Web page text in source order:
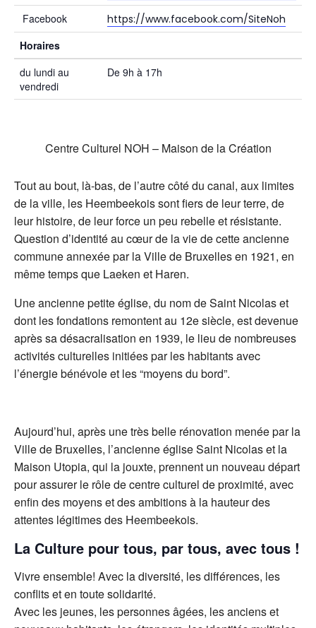
Facebook
https://www.facebook.com/SiteNoh
Horaires
du lundi au
vendredi
De 9h à 17h
Centre Culturel NOH – Maison de la Création
Tout au bout, là-bas, de l’autre côté du canal, aux limites
de la ville, les Heembeekois sont fiers de leur terre, de
leur histoire, de leur force un peu rebelle et résistante.
Question d’identité au cœur de la vie de cette ancienne
commune annexée par la Ville de Bruxelles en 1921, en
même temps que Laeken et Haren.
Une ancienne petite église, du nom de Saint Nicolas et
dont les fondations remontent au 12e siècle, est devenue
après sa désacralisation en 1939, le lieu de nombreuses
activités culturelles initiées par les habitants avec
l’énergie bénévole et les “moyens du bord”.
Aujourd’hui, après une très belle rénovation menée par la
Ville de Bruxelles, l’ancienne église Saint Nicolas et la
Maison Utopia, qui la jouxte, prennent un nouveau départ
pour assurer le rôle de centre culturel de proximité, avec
enfin des moyens et des ambitions à la hauteur des
attentes légitimes des Heembeekois.
La Culture pour tous, par tous, avec tous !
Vivre ensemble! Avec la diversité, les différences, les
conflits et en toute solidarité.
Avec les jeunes, les personnes âgées, les anciens et